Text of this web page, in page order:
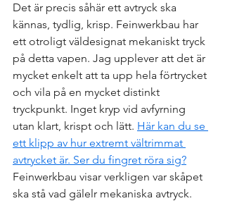
Det är precis såhär ett avtryck ska
kännas, tydlig, krisp. Feinwerkbau har
ett otroligt väldesignat mekaniskt tryck
på detta vapen. Jag upplever att det är
mycket enkelt att ta upp hela förtrycket
och vila på en mycket distinkt
tryckpunkt. Inget kryp vid avfyrning
utan klart, krispt och lätt. Här kan du se
ett klipp av hur extremt vältrimmat
avtrycket är. Ser du fingret röra sig?
Feinwerkbau visar verkligen var skåpet
ska stå vad gälelr mekaniska avtryck.